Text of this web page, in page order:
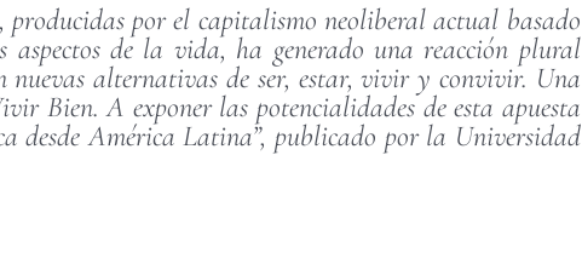
por el capitalismo neoliberal actual basado
de la vida, ha generado una reacción plural
nuevas alternativas de ser, estar, vivir y convivir. Una
Bien. A exponer las potencialidades de esta apuesta
desde América Latina”, publicado por la Universidad